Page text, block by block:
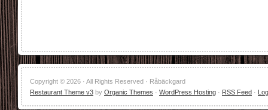
Copyright © 2026 · All Rights Reserved · Råbäckgard
Restaurant Theme v3 by Organic Themes · WordPress Hosting · RSS Feed ·